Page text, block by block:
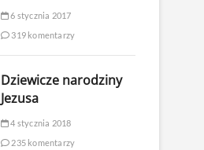
6 stycznia 2017
319 komentarzy
Dziewicze narodziny
Jezusa
4 stycznia 2018
235 komentarzy